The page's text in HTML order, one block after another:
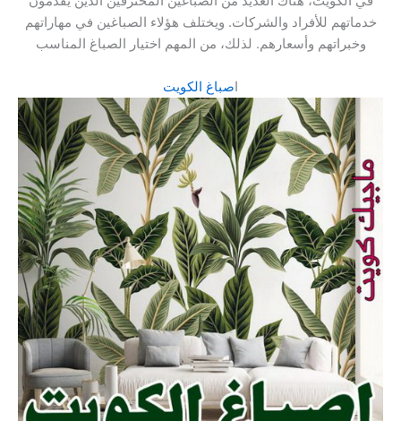
خدماتهم للأفراد والشركات. ويختلف هؤلاء الصباغين في مهاراتهم
وخبراتهم وأسعارهم. لذلك، من المهم اختيار الصباغ المناسب
اصباغ الكويت